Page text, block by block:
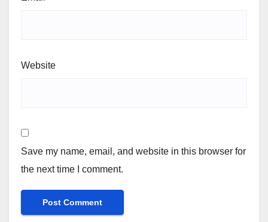
Website
Save my name, email, and website in this browser for
the next time I comment.